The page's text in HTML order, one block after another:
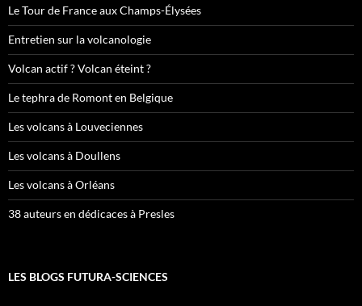
Le Tour de France aux Champs-Élysées
Entretien sur la volcanologie
Volcan actif ? Volcan éteint ?
Le tephra de Romont en Belgique
Les volcans à Louveciennes
Les volcans à Doullens
Les volcans à Orléans
38 auteurs en dédicaces à Presles
LES BLOGS FUTURA-SCIENCES